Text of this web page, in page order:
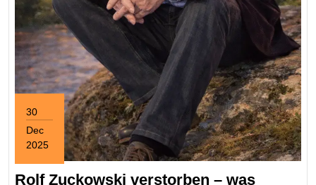
30
Dec
2025
December
30,
Rolf Zuckowski verstorben – was